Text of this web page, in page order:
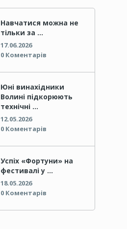
Навчатися можна не
тільки за …
17.06.2026
0 Коментарів
Юні винахідники
Волині підкорюють
технічні …
12.05.2026
0 Коментарів
Успіх «Фортуни» на
фестивалі у …
18.05.2026
0 Коментарів